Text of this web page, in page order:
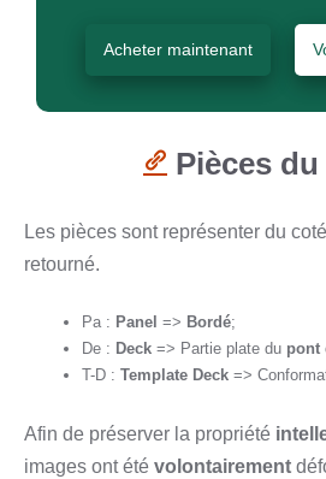
Acheter maintenant
Pièces
Les pièces sont représenter du
retourné.
Pa : Panel => Bordé;
De : Deck => Partie plate du pont
T-D : Template Deck =>
Afin de préserver la propriété
images ont été volontairement